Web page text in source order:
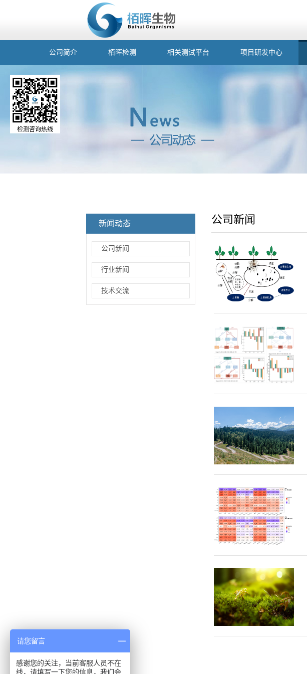
公司简介 栢晖检测 相关测试平台 项目研发中心
新闻动态
公司新闻
行业新闻
技术交流
公司新闻
检测咨询热线
请您留言
感谢您的关注，当前客服人员不在
线，请填写一下您的信息，我们会